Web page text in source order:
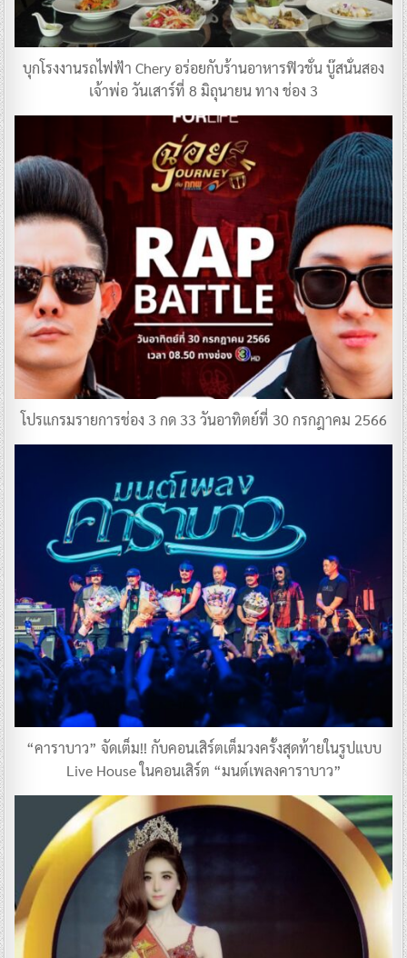
บุกโรงงานรถไฟฟ้า Chery อร่อยกับร้านอาหารฟิวชั่น บู๊สนั่นสอง
เจ้าพ่อ วันเสาร์ที่ 8 มิถุนายน ทาง ช่อง 3
โปรแกรมรายการช่อง 3 กด 33 วันอาทิตย์ที่ 30 กรกฎาคม 2566
“คาราบาว” จัดเต็ม!! กับคอนเสิร์ตเต็มวงครั้งสุดท้ายในรูปแบบ
Live House ในคอนเสิร์ต “มนต์เพลงคาราบาว”